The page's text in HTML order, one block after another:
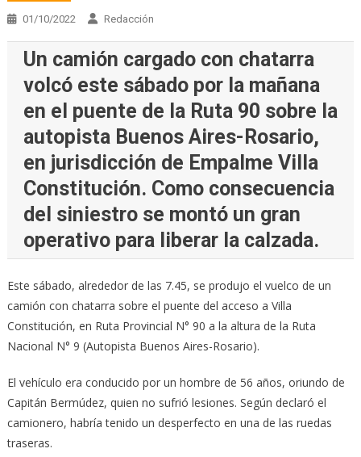
01/10/2022 Redacción
Un camión cargado con chatarra
volcó este sábado por la mañana
en el puente de la Ruta 90 sobre la
autopista Buenos Aires-Rosario,
en jurisdicción de Empalme Villa
Constitución. Como consecuencia
del siniestro se montó un gran
operativo para liberar la calzada.
Este sábado, alrededor de las 7.45, se produjo el vuelco de un
camión con chatarra sobre el puente del acceso a Villa
Constitución, en Ruta Provincial N° 90 a la altura de la Ruta
Nacional N° 9 (Autopista Buenos Aires-Rosario).
El vehículo era conducido por un hombre de 56 años, oriundo de
Capitán Bermúdez, quien no sufrió lesiones. Según declaró el
camionero, habría tenido un desperfecto en una de las ruedas
traseras.